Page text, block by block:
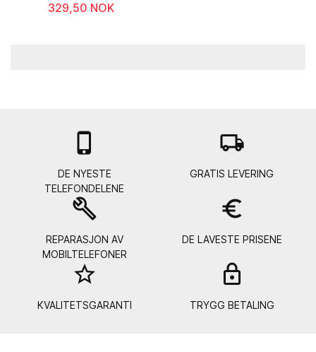
329,50 NOK

DE NYESTE
TELEFONDELENE
local_shipping
GRATIS LEVERING
build
REPARASJON AV
MOBILTELEFONER
euro_symbol
DE LAVESTE PRISENE
star_border
KVALITETSGARANTI TRYGG BETALING